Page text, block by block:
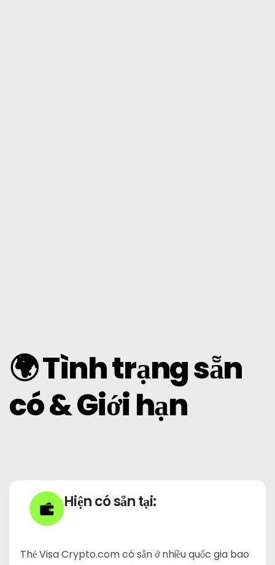
🌍 Tình trạng sẵn
có & Giới hạn
Hiện có sẵn tại:
Thẻ Visa Crypto.com có sẵn ở nhiều quốc gia bao